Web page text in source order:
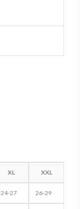
XL XXL
24-27 26-29